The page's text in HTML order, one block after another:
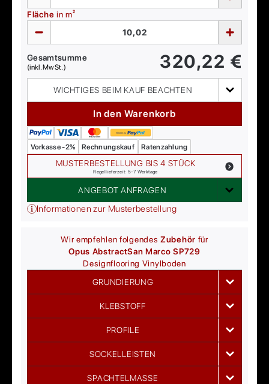
Fläche in m²
Gesamtsumme
(inkl. MwSt.) 320,22 €
WICHTIGES BEIM KAUF BEACHTEN
In den Warenkorb
Vorkasse -2% Rechnungskauf Ratenzahlung
MUSTERBESTELLUNG BIS 4 STÜCK
Regellieferzeit: 5-7 Werktage
ANGEBOT ANFRAGEN
Informationen zur Musterbestellung
Wir empfehlen folgendesZubehör für
Opus AbstractSan Marco SP729
Designflooring Vinylboden
GRUNDIERUNG
KLEBSTOFF
PROFILE
SOCKELLEISTEN
SPACHTELMASSE